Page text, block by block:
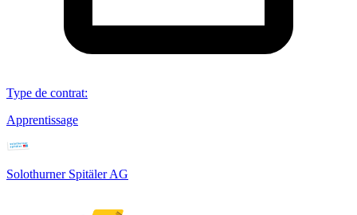
Type de contrat:
Apprentissage
Solothurner Spitäler AG